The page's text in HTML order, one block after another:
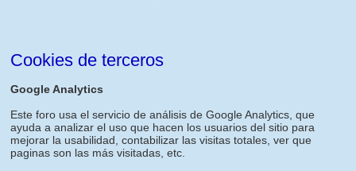
Cookies de terceros
Google Analytics
Este foro usa el servicio de análisis de Google Analytics, que
ayuda a analizar el uso que hacen los usuarios del sitio para
mejorar la usabilidad, contabilizar las visitas totales, ver que
paginas son las más visitadas, etc.